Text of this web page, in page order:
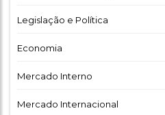
Legislação e Política
Economia
Mercado Interno
Mercado Internacional